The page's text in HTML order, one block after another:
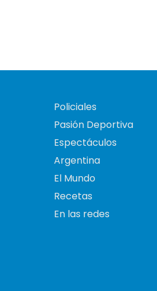
Policiales
Pasión Deportiva
Espectáculos
Argentina
El Mundo
Recetas
En las redes